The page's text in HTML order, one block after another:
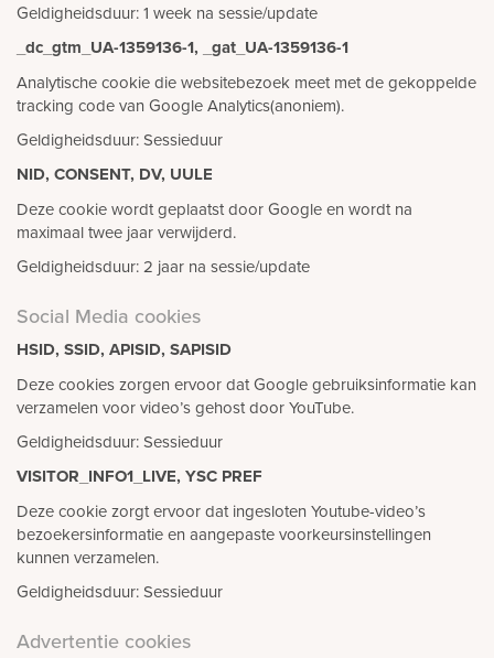
Geldigheidsduur: 1 week na sessie/update
_dc_gtm_UA-1359136-1, _gat_UA-1359136-1
Analytische cookie die websitebezoek meet met de gekoppelde
tracking code van Google Analytics(anoniem).
Geldigheidsduur: Sessieduur
NID, CONSENT, DV, UULE
Deze cookie wordt geplaatst door Google en wordt na
maximaal twee jaar verwijderd.
Geldigheidsduur: 2 jaar na sessie/update
Social Media cookies
HSID, SSID, APISID, SAPISID
Deze cookies zorgen ervoor dat Google gebruiksinformatie kan
verzamelen voor video’s gehost door YouTube.
Geldigheidsduur: Sessieduur
VISITOR_INFO1_LIVE, YSC PREF
Deze cookie zorgt ervoor dat ingesloten Youtube-video’s
bezoekersinformatie en aangepaste voorkeursinstellingen
kunnen verzamelen.
Geldigheidsduur: Sessieduur
Advertentie cookies